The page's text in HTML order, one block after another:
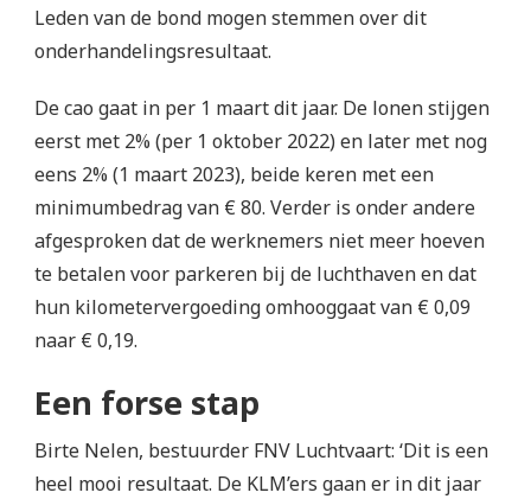
Leden van de bond mogen stemmen over dit
onderhandelingsresultaat.
De cao gaat in per 1 maart dit jaar. De lonen stijgen
eerst met 2% (per 1 oktober 2022) en later met nog
eens 2% (1 maart 2023), beide keren met een
minimumbedrag van € 80. Verder is onder andere
afgesproken dat de werknemers niet meer hoeven
te betalen voor parkeren bij de luchthaven en dat
hun kilometervergoeding omhooggaat van € 0,09
naar € 0,19.
Een forse stap
Birte Nelen, bestuurder FNV Luchtvaart: ‘Dit is een
heel mooi resultaat. De KLM’ers gaan er in dit jaar